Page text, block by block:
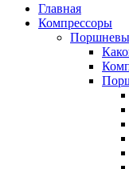
Главная
Компрессоры